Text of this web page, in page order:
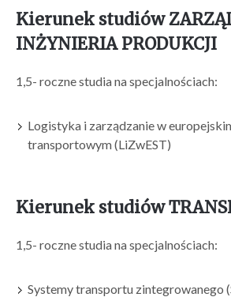
Kierunek studiów
INŻYNIERIA PRODUKCJI
1,5- roczne studia na specjalnościach:
Logistyka i zarządzanie w
transportowym (LiZwEST)
Kierunek studiów
1,5- roczne studia na specjalnościach:
Systemy transportu zintegrowanego